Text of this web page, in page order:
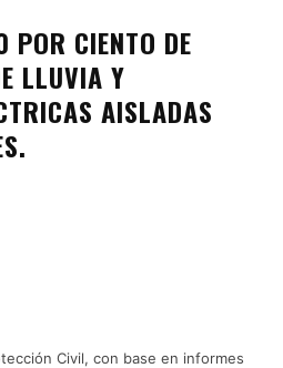
POR CIENTO DE
LLUVIA Y
AISLADAS
Civil, con base en informes